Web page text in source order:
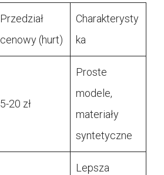
Przedział
cenowy (hurt)
Charakterysty
ka
5-20 zł
Proste
modele,
materiały
syntetyczne
Lepsza